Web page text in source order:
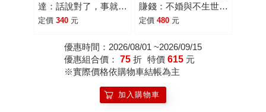
達：話說對了，事就成
了。公司裡該怎麼說
定價 340 元
賺錢：不婚與不生世代
必學的「一人經濟」金
買房？怎麼賺到被動收
入？小錢變大錢。
定價 480 元
優惠時間：2026/08/01 ~2026/09/15
優惠組合價： 75 折 特價 615 元
※實際價格依購物車結帳為主
加入購物車